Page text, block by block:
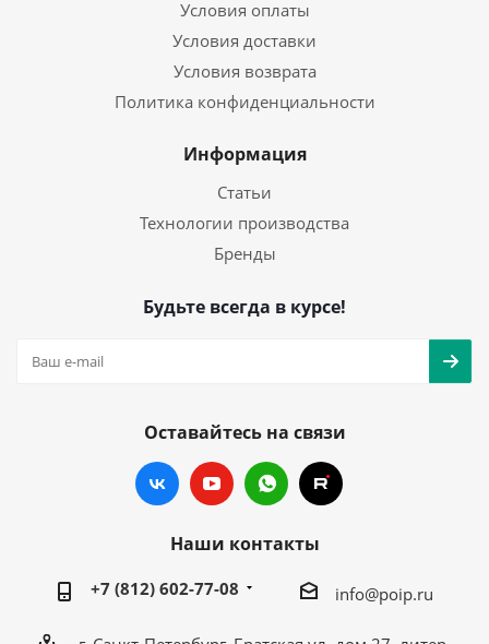
Условия оплаты
Условия доставки
Условия возврата
Политика конфиденциальности
Информация
Статьи
Технологии производства
Бренды
Будьте всегда в курсе!
Оставайтесь на связи
Наши контакты
+7 (812) 602-77-08 info@poip.ru